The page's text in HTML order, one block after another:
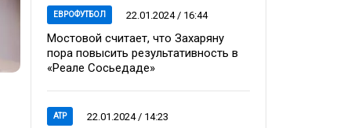
ЕВРОФУТБОЛ 22.01.2024 / 16:44
Мостовой считает, что Захаряну
пора повысить результативность в
«Реале Сосьедаде»
ATP 22.01.2024 / 14:23